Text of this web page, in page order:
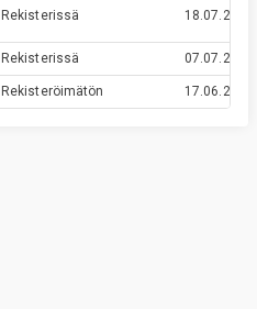
Rekisterissä 18.07.2016
Rekisterissä 07.07.2016
Rekisteröimätön 17.06.2016